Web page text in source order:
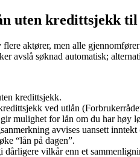
uten kredittsjekk til
aktører, men alle
avslå søknad automatisk;
kredittsjekk.
ved utlån
mulighet for lån om du har høy
avvises uansett
“lån på dagen”.
dårligere vilkår enn et